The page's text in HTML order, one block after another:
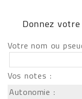
Donnez
Votre nom ou
Vos notes :
Autonomie :